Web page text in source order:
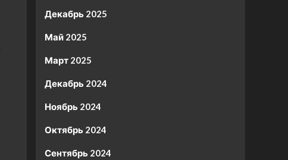
Декабрь 2025
Май 2025
Март 2025
Декабрь 2024
Ноябрь 2024
Октябрь 2024
Сентябрь 2024